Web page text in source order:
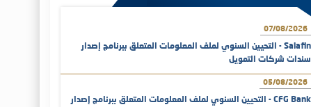
07/08/2026
Salafin - التحيين السنوي لملف المعلومات المتعلق ببرنامج إصدار
سندات شركات التمويل
05/08/2026
CFG Bank - التحيين السنوي لملف المعلومات المتعلق ببرنامج إصدار